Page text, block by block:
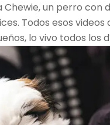
Chewie, un perro con
Todos esos videos
lo vivo todos los